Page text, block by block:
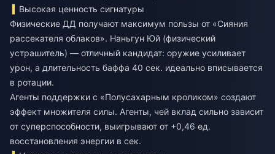
Высокая ценность сигнатуры
Физические ДД получают максимум пользы от «Сияния
рассекателя облаков». Наньгун Юй (физический
устрашитель) — отличный кандидат: оружие усиливает
урон, а длительность баффа 40 сек. идеально вписывается
в ротации.
Агенты поддержки с «Полусахарным кроликом» создают
эффект множителя силы. Агенты, чей вклад сильно зависит
от суперспособности, выигрывают от +0,46 ед.
восстановления энергии в сек.